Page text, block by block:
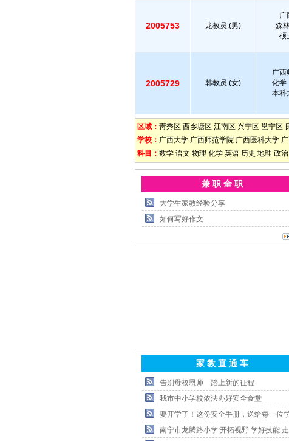
2005753 龙教员.(男)
广
森
硕
2005729 韩教员.(女)
广西
化学
本科
区域： 靑秀区 西乡塘区 江南区 兴宁区 邕宁区
学校： 广西大学 广西师范学院 广西医科大学
科目： 数学 语文 物理 化学 英语 历史 地理 政治
兼 职 全 职
大学生家教经验分享
如何写好作文
家 教 直 通 车
告别母校恩师 踏上新的征程
我市中小学校依法办好安全食堂
要开学了！这份安全手册，送给每一位
南宁市龙腾路小学:开拓视野 学好技能 走